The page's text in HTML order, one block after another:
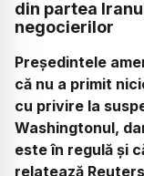
din partea
negocierilor
Președintele
că nu a primit
cu privire la
Washingtonul,
este în regulă și
relatează